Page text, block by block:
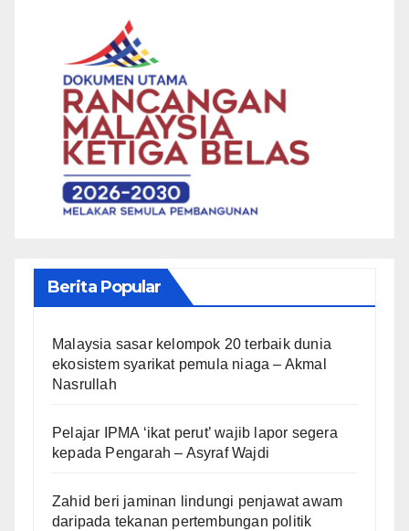
Berita Popular
Malaysia sasar kelompok 20 terbaik dunia
ekosistem syarikat pemula niaga – Akmal
Nasrullah
Pelajar IPMA ‘ikat perut’ wajib lapor segera
kepada Pengarah – Asyraf Wajdi
Zahid beri jaminan lindungi penjawat awam
daripada tekanan pertembungan politik